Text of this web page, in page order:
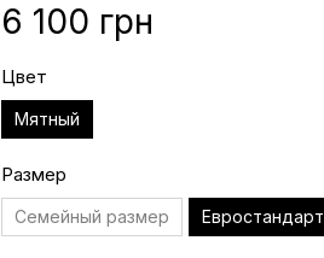
6 100 грн
Цвет
Мятный
Размер
Семейный размер Евростандарт